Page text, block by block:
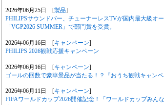
2026年06月25日 [製品]
PHILIPSサウンドバー、チューナーレスTVが国内最大級オ
「VGP2026 SUMMER」で部門賞を受賞。
2026年06月16日 [キャンペーン]
PHILIPS 2026観戦応援キャンペーン
2026年06月16日 [キャンペーン]
ゴールの回数で豪華景品が当たる！？『おうち観戦キャンペ
2026年06月11日 [キャンペーン]
FIFAワールドカップ2026開催記念！「ワールドカップみん